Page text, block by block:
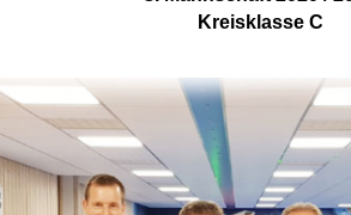
Kreisklasse C